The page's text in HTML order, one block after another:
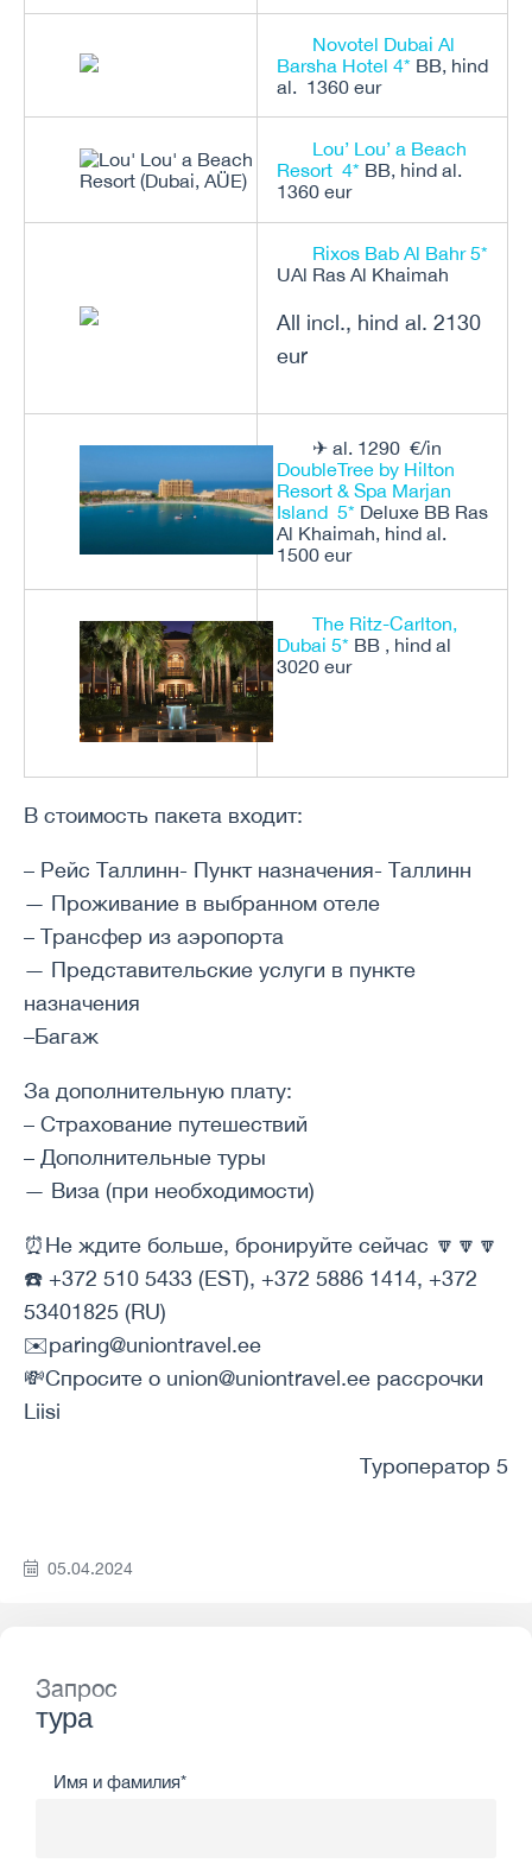
Novotel Dubai Al
Barsha Hotel 4* BB, hind
al. 1360 eur
Lou’ Lou’ a Beach
Resort 4* BB, hind al.
1360 eur
Rixos Bab Al Bahr 5*
UAl Ras Al Khaimah
All incl., hind al. 2130
eur
✈ al. 1290 €/in
DoubleTree by Hilton
Resort & Spa Marjan
Island 5* Deluxe BB Ras
Al Khaimah, hind al.
1500 eur
The Ritz-Carlton,
Dubai 5* BB , hind al
3020 eur
В стоимость пакета входит:
– Рейс Таллинн- Пункт назначения- Таллинн
— Проживание в выбранном отеле
– Трансфер из аэропорта
— Представительские услуги в пункте
назначения
–Багаж
За дополнительную плату:
– Страхование путешествий
– Дополнительные туры
— Виза (при необходимости)
⏰Не ждите больше, бронируйте сейчас 🔽🔽🔽
☎️ +372 510 5433 (EST), +372 5886 1414, +372
53401825 (RU)
✉️paring@uniontravel.ee
💸Спросите о union@uniontravel.ee рассрочки
Liisi
Туроператор 5
05.04.2024
Запрос
тура
Имя и фамилия*